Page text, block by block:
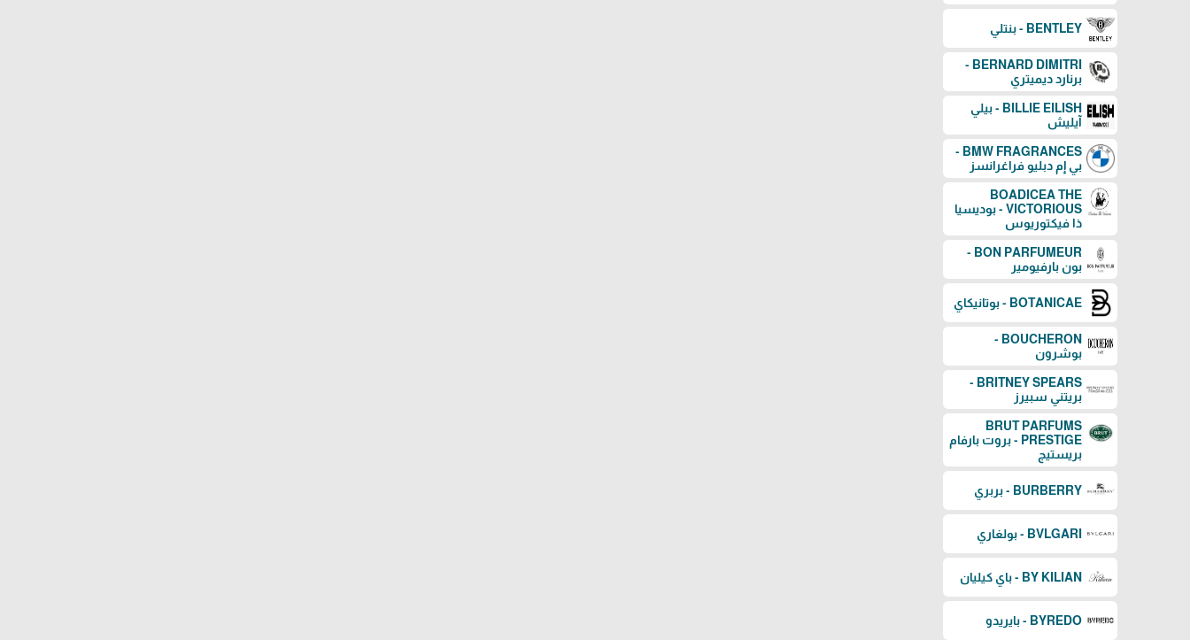
BENTLEY - بنتلي
BERNARD DIMITRI -
برنارد ديميتري
BILLIE EILISH - بيلي
آيليش
BMW FRAGRANCES -
بي إم دبليو فراغرانسز
BOADICEA THE
VICTORIOUS - بوديسيا
ذا فيكتوريوس
BON PARFUMEUR -
بون بارفيومير
BOTANICAE - بوتانيكاي
BOUCHERON -
بوشرون
BRITNEY SPEARS -
بريتني سبيرز
BRUT PARFUMS
PRESTIGE - بروت بارفام
بريستيج
BURBERRY - بربري
BVLGARI - بولغاري
BY KILIAN - باي كيليان
BYREDO - بايريدو